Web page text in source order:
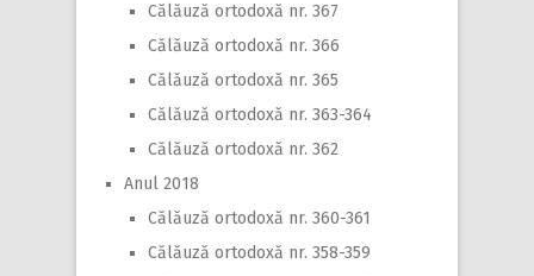
Călăuză ortodoxă nr. 367
Călăuză ortodoxă nr. 366
Călăuză ortodoxă nr. 365
Călăuză ortodoxă nr. 363-364
Călăuză ortodoxă nr. 362
Anul 2018
Călăuză ortodoxă nr. 360-361
Călăuză ortodoxă nr. 358-359